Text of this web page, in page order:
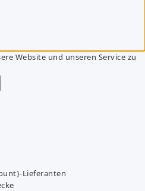
Website und unseren Service zu
Lieferanten